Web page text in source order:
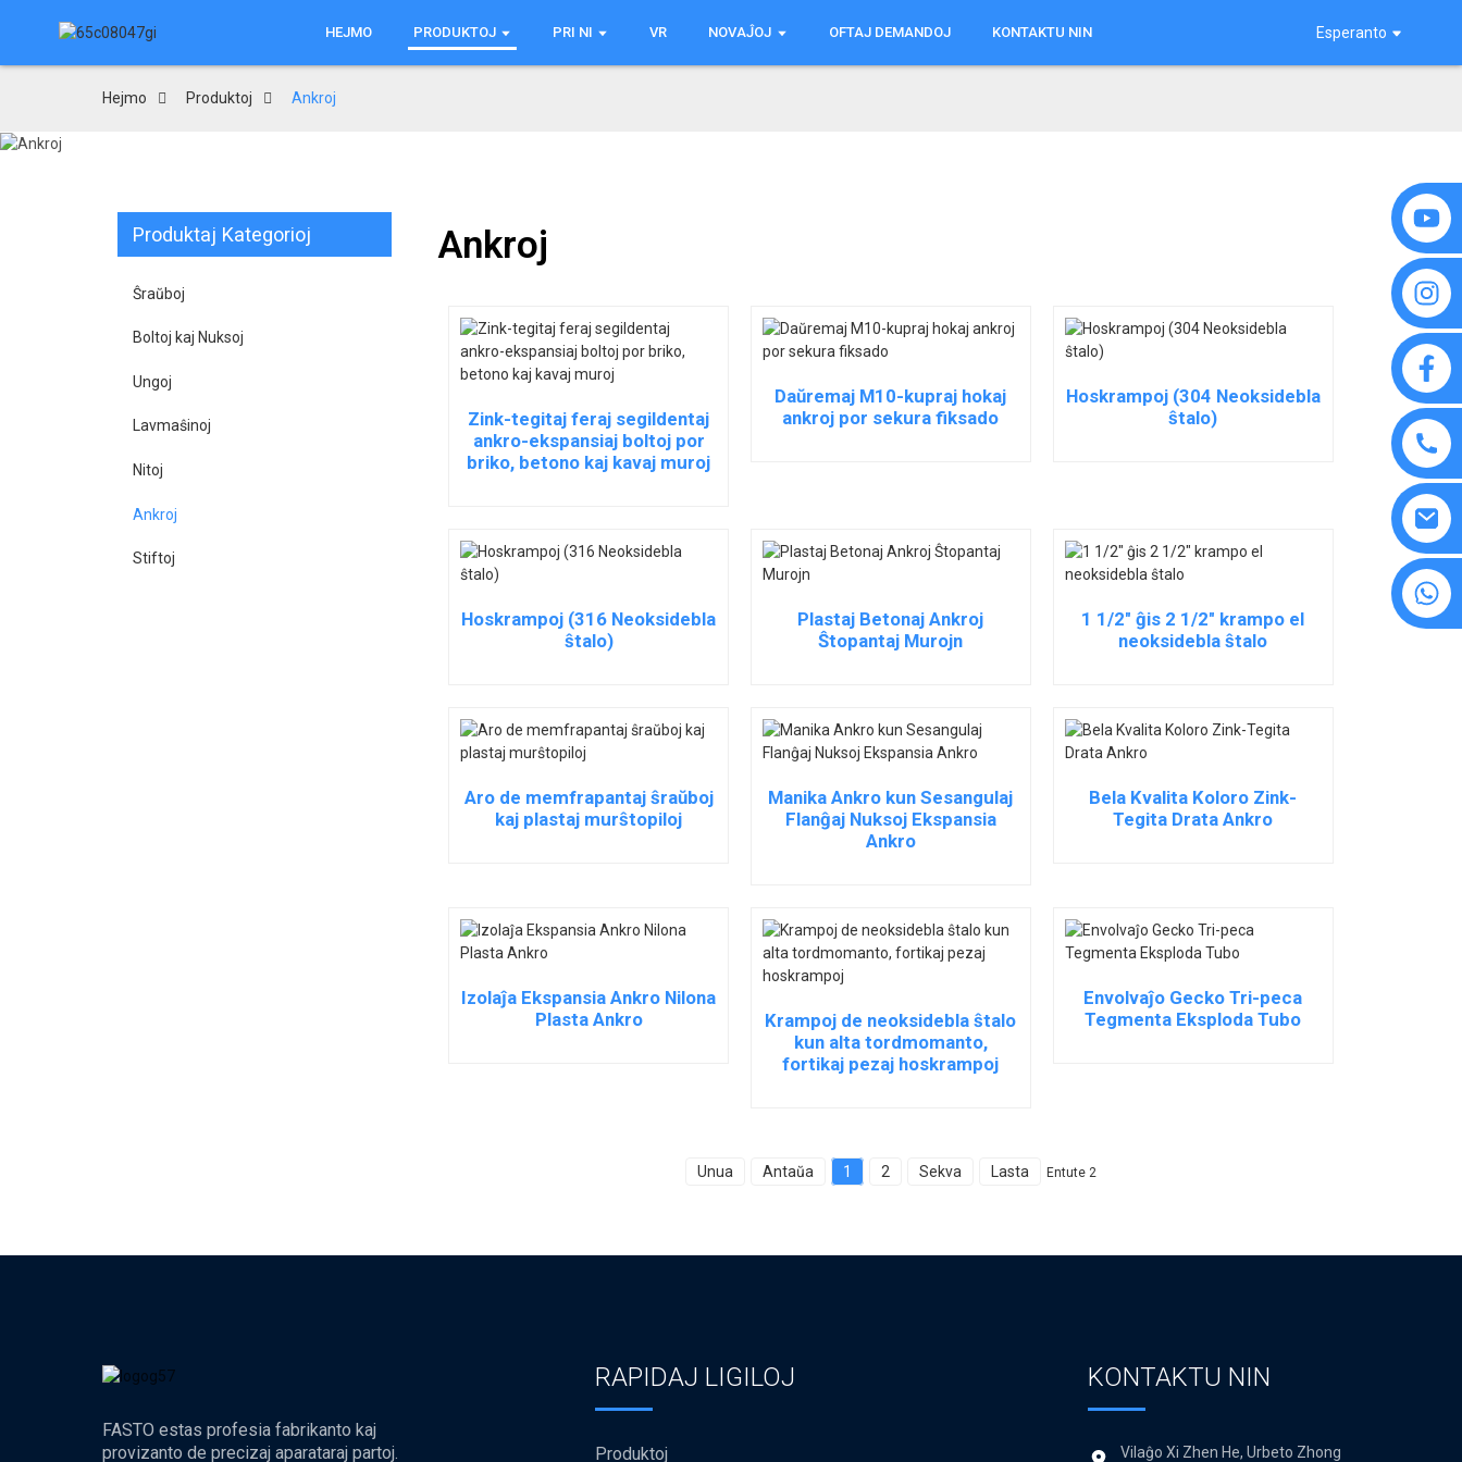
HEJMO PRODUKTOJ PRI NI VR NOVAĴOJ OFTAJ DEMANDOJ KONTAKTU NIN Esperanto
Hejmo Produktoj Ankroj
Produktaj Kategorioj
Ŝraŭboj
Boltoj kaj Nuksoj
Ungoj
Lavmaŝinoj
Nitoj
Ankroj
Stiftoj
Ankroj
Zink-tegitaj feraj segildentaj
ankro-ekspansiaj boltoj por
briko, betono kaj kavaj muroj
Daŭremaj M10-kupraj hokaj
ankroj por sekura fiksado
Hoskrampoj (304 Neoksidebla
ŝtalo)
Hoskrampoj (316 Neoksidebla
ŝtalo)
Plastaj Betonaj Ankroj
Ŝtopantaj Murojn
1 1/2" ĝis 2 1/2" krampo el
neoksidebla ŝtalo
Aro de memfrapantaj ŝraŭboj
kaj plastaj murŝtopiloj
Manika Ankro kun Sesangulaj
Flanĝaj Nuksoj Ekspansia
Ankro
Bela Kvalita Koloro Zink-
Tegita Drata Ankro
Izolaĵa Ekspansia Ankro Nilona
Plasta Ankro
Krampoj de neoksidebla ŝtalo
kun alta tordmomanto,
fortikaj pezaj hoskrampoj
Envolvaĵo Gecko Tri-peca
Tegmenta Eksploda Tubo
Unua Antaŭa 1 2 Sekva Lasta Entute 2
FASTO estas profesia fabrikanto kaj
provizanto de precizaj aparataraj partoj.
RAPIDAJ LIGILOJ
Produktoj
KONTAKTU NIN
Vilaĝo Xi Zhen He, Urbeto Zhong